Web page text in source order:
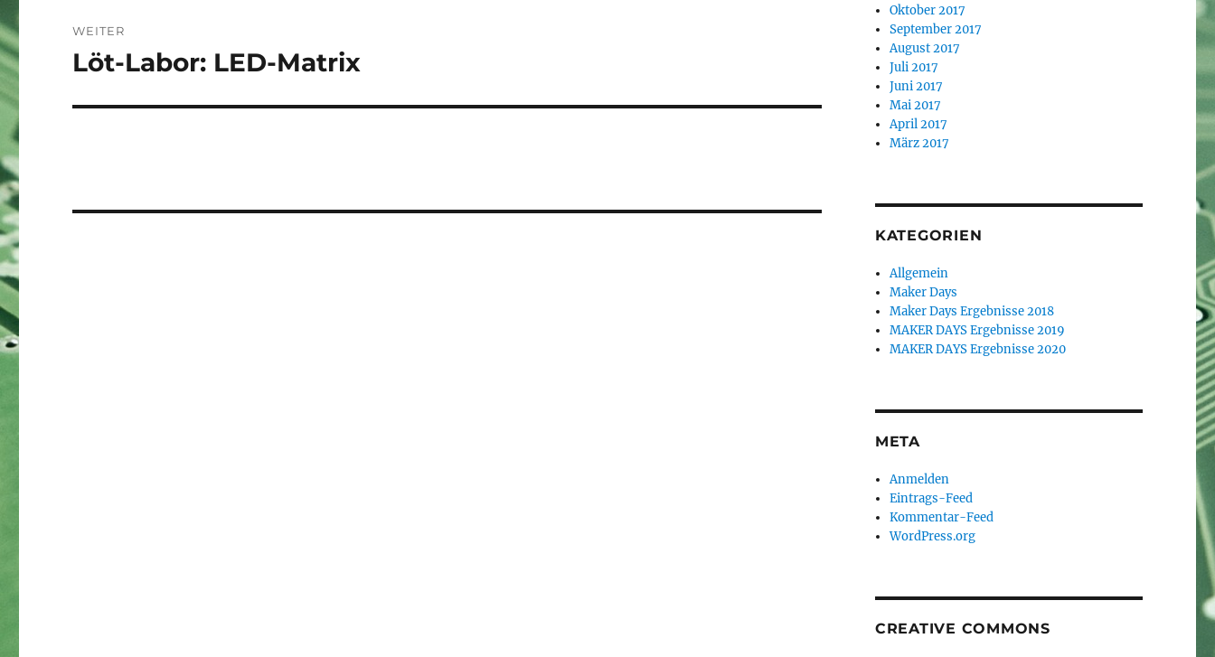
WEITER
Nächster
Löt-Labor: LED-Matrix
Oktober 2017
September 2017
August 2017
Juli 2017
Juni 2017
Mai 2017
April 2017
März 2017
KATEGORIEN
Allgemein
Maker Days
Maker Days Ergebnisse 2018
MAKER DAYS Ergebnisse 2019
MAKER DAYS Ergebnisse 2020
META
Anmelden
Eintrags-Feed
Kommentar-Feed
WordPress.org
CREATIVE COMMONS